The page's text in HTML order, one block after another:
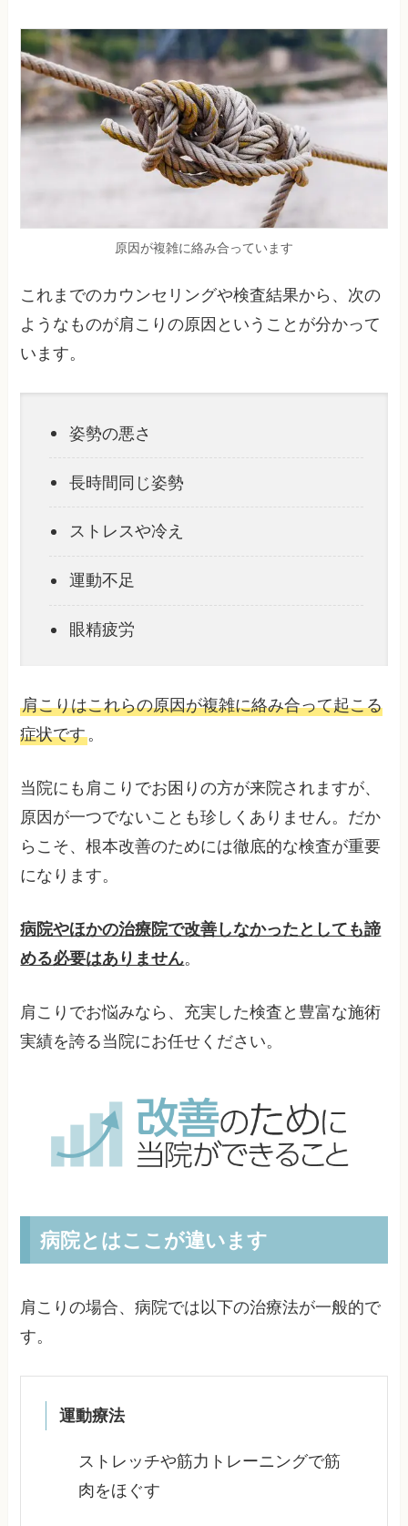
原因が複雑に絡み合っています
これまでのカウンセリングや検査結果から、次の
ようなものが肩こりの原因ということが分かって
います。
姿勢の悪さ
長時間同じ姿勢
ストレスや冷え
運動不足
眼精疲労
肩こりはこれらの原因が複雑に絡み合って起こる
症状です。
当院にも肩こりでお困りの方が来院されますが、
原因が一つでないことも珍しくありません。だか
らこそ、根本改善のためには徹底的な検査が重要
になります。
病院やほかの治療院で改善しなかったとしても諦
める必要はありません。
肩こりでお悩みなら、充実した検査と豊富な施術
実績を誇る当院にお任せください。
病院とはここが違います
肩こりの場合、病院では以下の治療法が一般的で
す。
運動療法
ストレッチや筋力トレーニングで筋
肉をほぐす